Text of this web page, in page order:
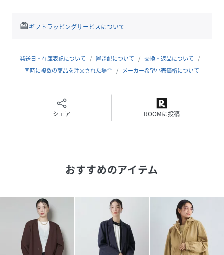
・季節の変わり目の羽織りとしても重宝するアイテム
・軽量でシワになりにくく、旅行や持ち歩きにも便利なライ
トアウター
・女性らしく上品さのあるベージュとモダンなブラックの2
■コーディネート
・シャツ感覚で裾をインしたスタイルがおすすめ
redeemギフトラッピングサービスについて
発送日・在庫表記について 置き配について
交換・返品について
同時に複数の商品を注文された場合
メーカー希望小売価格について
シェア ROOMに投稿
おすすめのアイテム